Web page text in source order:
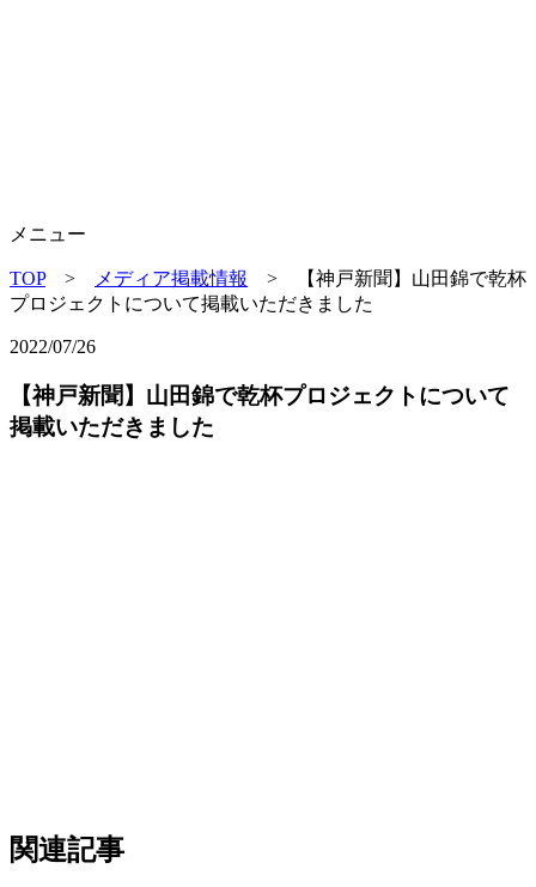
メニュー
TOP> メディア掲載情報
> 【神戸新聞】山田錦で乾杯
プロジェクトについて掲載いただきました
2022/07/26
【神戸新聞】山田錦で乾杯プロジェクトについて
掲載いただきました
関連記事